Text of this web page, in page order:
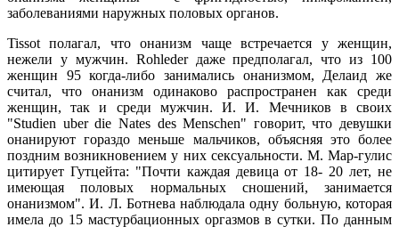
заболеваниями наружных половых органов.
Tissot полагал, что онанизм чаще встречается у женщин,
нежели у мужчин. Rohleder даже предполагал, что из 100
женщин 95 когда-либо занимались онанизмом, Делаид же
считал, что онанизм одинаково распространен как среди
женщин, так и среди мужчин. И. И. Мечников в своих
"Studien uber die Nates des Menschen" говорит, что девушки
онанируют гораздо меньше мальчиков, объясняя это более
поздним возникновением у них сексуальности. М. Мар-гулис
цитирует Гутцейта: "Почти каждая девица от 18- 20 лет, не
имеющая половых нормальных сношений, занимается
онанизмом". И. Л. Ботнева наблюдала одну больную, которая
имела до 15 мастурбационных оргазмов в сутки. По данным